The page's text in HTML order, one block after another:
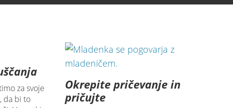
za svoje
da bi to
Okrepite pričevanje in
pričujte